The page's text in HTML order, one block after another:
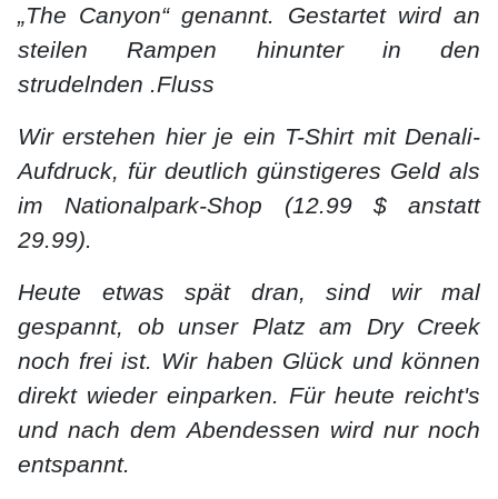
„The Canyon“ genannt. Gestartet wird an
steilen Rampen hinunter in den
strudelnden .Fluss
Wir erstehen hier je ein T-Shirt mit Denali-
Aufdruck, für deutlich günstigeres Geld als
im Nationalpark-Shop (12.99 $ anstatt
29.99).
Heute etwas spät dran, sind wir mal
gespannt, ob unser Platz am Dry Creek
noch frei ist. Wir haben Glück und können
direkt wieder einparken. Für heute reicht's
und nach dem Abendessen wird nur noch
entspannt.